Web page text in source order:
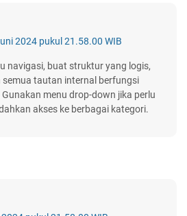
2024 pukul 21.58.00 WIB
navigasi, buat struktur yang logis,
semua tautan internal berfungsi
menu drop-down jika perlu
akses ke berbagai kategori.